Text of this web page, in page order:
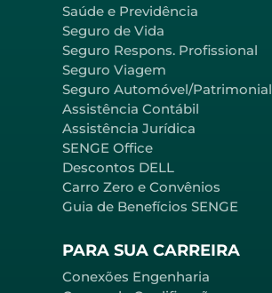
Saúde e Previdência
Seguro de Vida
Seguro Respons. Profissional
Seguro Viagem
Seguro Automóvel/Patrimonial
Assistência Contábil
Assistência Jurídica
SENGE Office
Descontos DELL
Carro Zero e Convênios
Guia de Benefícios SENGE
PARA SUA CARREIRA
Conexões Engenharia